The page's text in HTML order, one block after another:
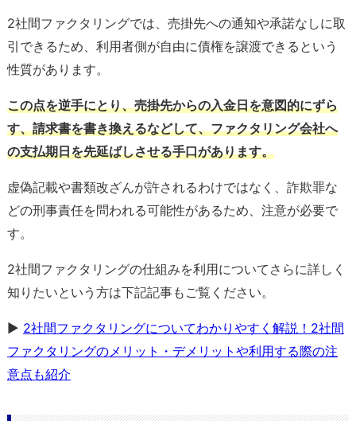
2社間ファクタリングでは、売掛先への通知や承諾なしに取
引できるため、利用者側が自由に債権を譲渡できるという
性質があります。
この点を逆手にとり、売掛先からの入金日を意図的にずら
す、請求書を書き換えるなどして、ファクタリング会社へ
の支払期日を先延ばしさせる手口があります。
虚偽記載や書類改ざんが許されるわけではなく、詐欺罪な
どの刑事責任を問われる可能性があるため、注意が必要で
す。
2社間ファクタリングの仕組みを利用についてさらに詳しく
知りたいという方は下記記事もご覧ください。
▶ 2社間ファクタリングについてわかりやすく解説！2社間
ファクタリングのメリット・デメリットや利用する際の注
意点も紹介